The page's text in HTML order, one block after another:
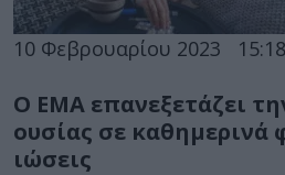
10 Φεβρουαρίου 2023 15:18
Ο ΕΜΑ επανεξετάζει
ουσίας σε καθημερινά
ιώσεις